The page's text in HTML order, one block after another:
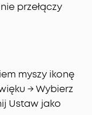
przełączy
myszy ikonę
→ Wybierz
Ustaw jako